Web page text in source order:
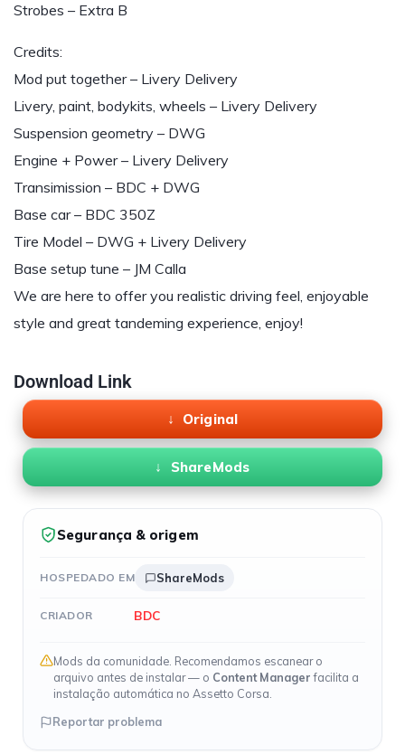
Strobes – Extra B
Credits:
Mod put together – Livery Delivery
Livery, paint, bodykits, wheels – Livery Delivery
Suspension geometry – DWG
Engine + Power – Livery Delivery
Transimission – BDC + DWG
Base car – BDC 350Z
Tire Model – DWG + Livery Delivery
Base setup tune – JM Calla
We are here to offer you realistic driving feel, enjoyable
style and great tandeming experience, enjoy!
Download Link
Original
ShareMods
Segurança & origem
HOSPEDADO EM ShareMods
CRIADOR BDC
Mods da comunidade. Recomendamos escanear o
arquivo antes de instalar — o Content Managerfacilita a
instalação automática no Assetto Corsa.
Reportar problema